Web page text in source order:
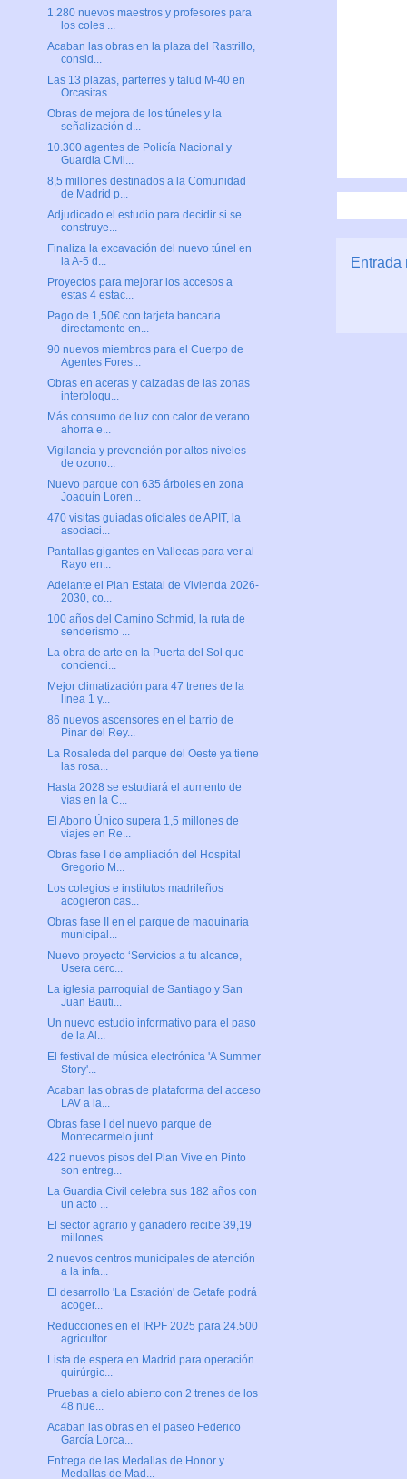
Entrada
1.280 nuevos maestros y profesores para
los coles ...
Acaban las obras en la plaza del Rastrillo,
consid...
Las 13 plazas, parterres y talud M-40 en
Orcasitas...
Obras de mejora de los túneles y la
señalización d...
10.300 agentes de Policía Nacional y
Guardia Civil...
8,5 millones destinados a la Comunidad
de Madrid p...
Adjudicado el estudio para decidir si se
construye...
Finaliza la excavación del nuevo túnel en
la A-5 d...
Proyectos para mejorar los accesos a
estas 4 estac...
Pago de 1,50€ con tarjeta bancaria
directamente en...
90 nuevos miembros para el Cuerpo de
Agentes Fores...
Obras en aceras y calzadas de las zonas
interbloqu...
Más consumo de luz con calor de verano...
ahorra e...
Vigilancia y prevención por altos niveles
de ozono...
Nuevo parque con 635 árboles en zona
Joaquín Loren...
470 visitas guiadas oficiales de APIT, la
asociaci...
Pantallas gigantes en Vallecas para ver al
Rayo en...
Adelante el Plan Estatal de Vivienda 2026-
2030, co...
100 años del Camino Schmid, la ruta de
senderismo ...
La obra de arte en la Puerta del Sol que
concienci...
Mejor climatización para 47 trenes de la
línea 1 y...
86 nuevos ascensores en el barrio de
Pinar del Rey...
La Rosaleda del parque del Oeste ya tiene
las rosa...
Hasta 2028 se estudiará el aumento de
vías en la C...
El Abono Único supera 1,5 millones de
viajes en Re...
Obras fase I de ampliación del Hospital
Gregorio M...
Los colegios e institutos madrileños
acogieron cas...
Obras fase II en el parque de maquinaria
municipal...
Nuevo proyecto ‘Servicios a tu alcance,
Usera cerc...
La iglesia parroquial de Santiago y San
Juan Bauti...
Un nuevo estudio informativo para el paso
de la Al...
El festival de música electrónica 'A Summer
Story'...
Acaban las obras de plataforma del acceso
LAV a la...
Obras fase I del nuevo parque de
Montecarmelo junt...
422 nuevos pisos del Plan Vive en Pinto
son entreg...
La Guardia Civil celebra sus 182 años con
un acto ...
El sector agrario y ganadero recibe 39,19
millones...
2 nuevos centros municipales de atención
a la infa...
El desarrollo 'La Estación' de Getafe podrá
acoger...
Reducciones en el IRPF 2025 para 24.500
agricultor...
Lista de espera en Madrid para operación
quirúrgic...
Pruebas a cielo abierto con 2 trenes de los
48 nue...
Acaban las obras en el paseo Federico
García Lorca...
Entrega de las Medallas de Honor y
Medallas de Mad...